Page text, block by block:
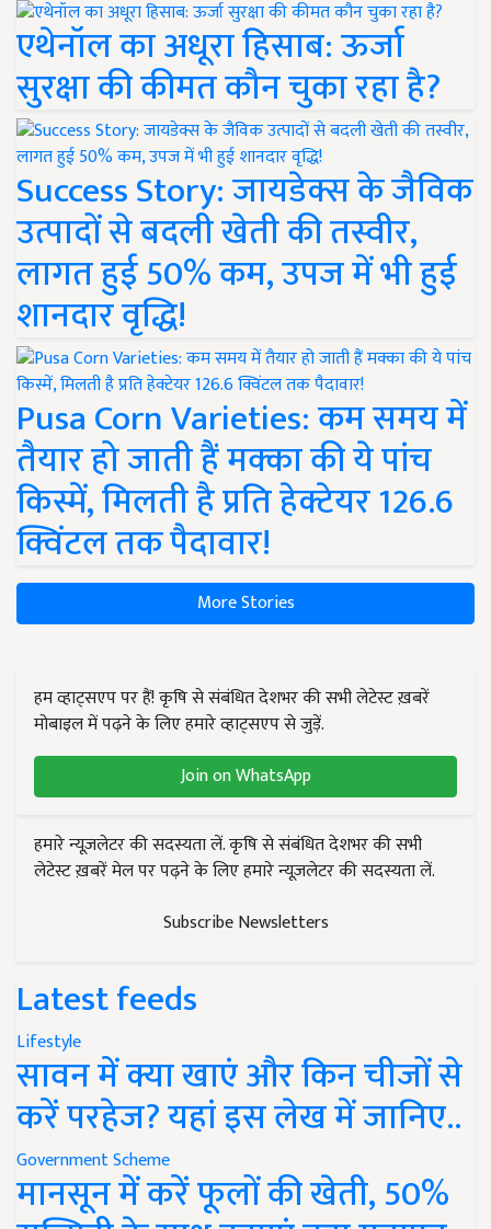
एथेनॉल का अधूरा हिसाब: ऊर्जा
सुरक्षा की कीमत कौन चुका रहा है?
Success Story: जायडेक्स के जैविक
उत्पादों से बदली खेती की तस्वीर,
लागत हुई 50% कम, उपज में भी हुई
शानदार वृद्धि!
Pusa Corn Varieties: कम समय में
तैयार हो जाती हैं मक्का की ये पांच
किस्में, मिलती है प्रति हेक्टेयर 126.6
क्विंटल तक पैदावार!
More Stories
हम व्हाट्सएप पर हैं! कृषि से संबंधित देशभर की सभी लेटेस्ट ख़बरें
मोबाइल में पढ़ने के लिए हमारे व्हाट्सएप से जुड़ें.
Join on WhatsApp
हमारे न्यूज़लेटर की सदस्यता लें. कृषि से संबंधित देशभर की सभी
लेटेस्ट ख़बरें मेल पर पढ़ने के लिए हमारे न्यूज़लेटर की सदस्यता लें.
Subscribe Newsletters
Latest feeds
Lifestyle
सावन में क्या खाएं और किन चीजों से
करें परहेज? यहां इस लेख में जानिए..
Government Scheme
मानसून में करें फूलों की खेती, 50%